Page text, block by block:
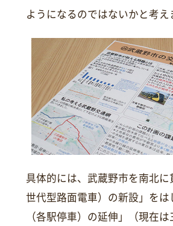
ようになるのではないかと考え
具体的には、武蔵野市を南北に
世代型路面電車）の新設」を
（各駅停車）の延伸」（現在